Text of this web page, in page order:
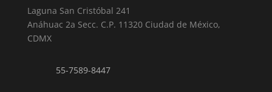
Laguna San Cristóbal 241
Anáhuac 2a Secc. C.P. 11320 Ciudad de México,
CDMX
55-7589-8447